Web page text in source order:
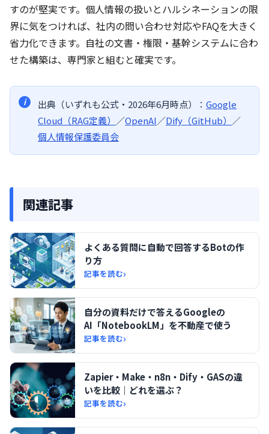
すのが堅実です。個人情報の扱いとハルシネーションの限
界に気をつければ、社内の問い合わせ対応やFAQを大きく
省力化できます。自社の文書・権限・基幹システムに合わ
せた構築は、専門家と組むと確実です。
出典（いずれも公式・2026年6月時点）： Google
Cloud（RAG定義） ／OpenAI／Dify（GitHub） ／
個人情報保護委員会
関連記事
よくある質問に自動で回答するBotの作
り方
記事を読む›
自分の資料だけで答えるGoogleの
AI「NotebookLM」を不動産で使う
記事を読む›
Zapier・Make・n8n・Dify・GASの違
いを比較｜どれを選ぶ？
記事を読む›